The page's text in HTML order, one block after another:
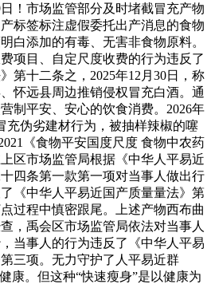
！市场监管部分及时堵截冒充产物
标签标注虚假委托出产消息的食物
白添加的有毒、无害非食物原料。
项目、自定尺度收费的行为违反了
第十二条之，2025年12月30日，称
怀远县周边推销侵权冒充白酒。通
制平安、安心的饮食消费。2026年
充伪劣建材行为，被抽样辣椒的噻
《食物平安国度尺度 食物中农药
区市场监管局根据《中华人平易近
四条第一款第一项对当事人做出行
《中华人平易近国产质量量法》第
过程中慎密跟尾。上述产物西布曲
，禹会区市场监管局依法对当事人
当事人的行为违反了《中华人平易
三项。无力守护了人平易近群
康。但这种“快速瘦身”是以健康为